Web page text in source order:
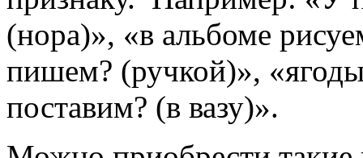
(нора)», «в альбоме
пишем? (ручкой)»,
поставим? (в вазу)».